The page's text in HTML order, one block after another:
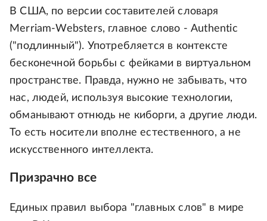
В США, по версии составителей словаря
Merriam-Websters, главное слово - Authentic
("подлинный"). Употребляется в контексте
бесконечной борьбы с фейками в виртуальном
пространстве. Правда, нужно не забывать, что
нас, людей, используя высокие технологии,
обманывают отнюдь не киборги, а другие люди.
То есть носители вполне естественного, а не
искусственного интеллекта.
Призрачно все
Единых правил выбора "главных слов" в мире